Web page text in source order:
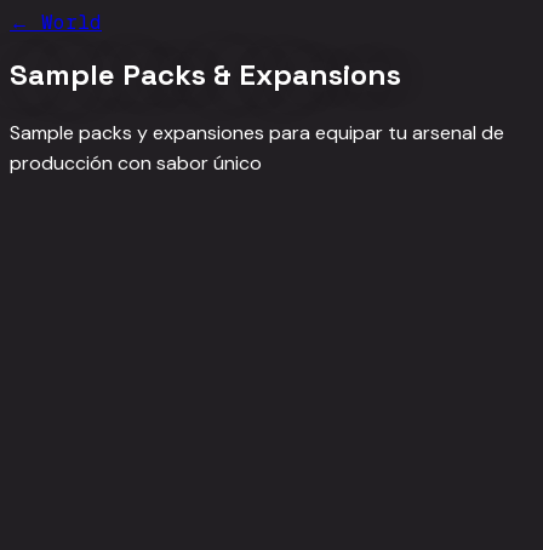
← World
Sample Packs & Expansions
Sample packs y expansiones para equipar tu arsenal de
producción con sabor único